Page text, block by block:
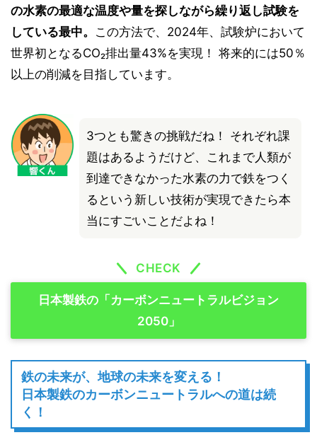
の水素の最適な温度や量を探しながら繰り返し試験を
している最中。 この方法で、2024年、試験炉において
世界初となるCO₂排出量43%を実現！ 将来的には50％
以上の削減を目指しています。
3つとも驚きの挑戦だね！ それぞれ課
題はあるようだけど、これまで人類が
到達できなかった水素の力で鉄をつく
るという新しい技術が実現できたら本
当にすごいことだよね！
CHECK
日本製鉄の「カーボンニュートラルビジョン
2050」
鉄の未来が、地球の未来を変える！
日本製鉄のカーボンニュートラルへの道は続
く！